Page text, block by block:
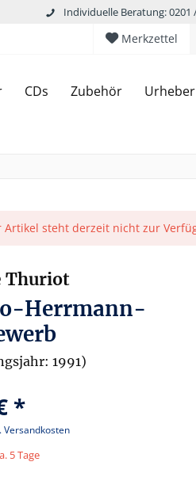
Individuelle Beratung: 0201
Merkzettel
CDs Zubehör Urheber
Artikel steht derzeit nicht zur
Thuriot
Herrmann-
1991)
*
Versandkosten
5 Tage